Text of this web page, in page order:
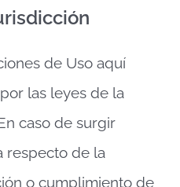
de Uso aquí
las leyes de la
caso de surgir
respecto de la
o cumplimiento de